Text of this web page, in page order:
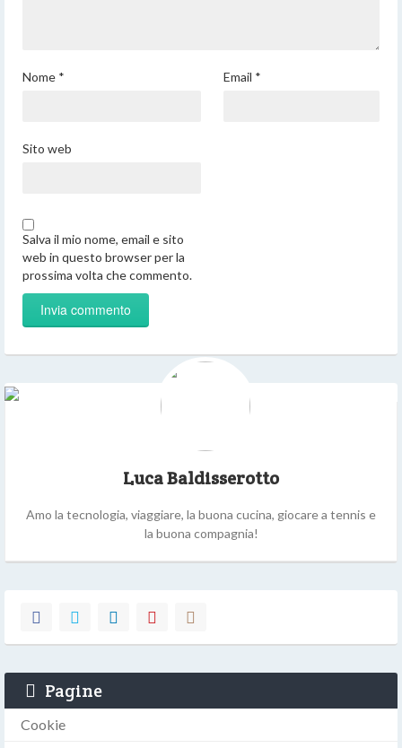
Nome * Email *
Sito web
Salva il mio nome, email e sito
web in questo browser per la
prossima volta che commento.
Luca Baldisserotto
Amo la tecnologia, viaggiare, la buona cucina, giocare a tennis e
la buona compagnia!
Pagine
Cookie